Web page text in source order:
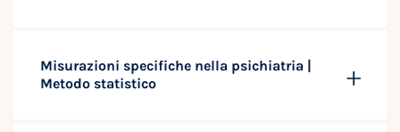
Misurazioni specifiche nella psichiatria |
Metodo statistico